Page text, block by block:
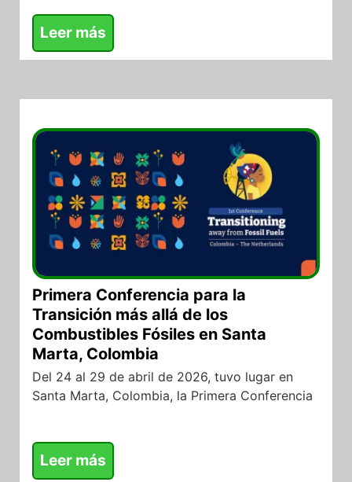
Leer más
Primera Conferencia para la
Transición más allá de los
Combustibles Fósiles en Santa
Marta, Colombia
Del 24 al 29 de abril de 2026, tuvo lugar en
Santa Marta, Colombia, la Primera Conferencia
Leer más